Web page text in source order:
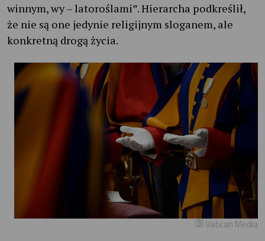
winnym, wy – latoroślami”. Hierarcha podkreślił,
że nie są one jedynie religijnym sloganem, ale
konkretną drogą życia.
Vatican Media